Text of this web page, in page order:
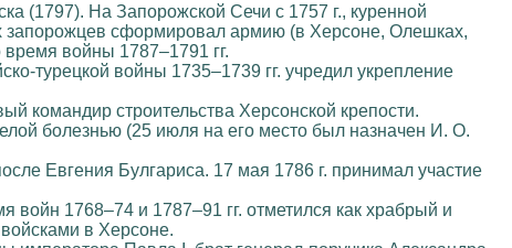
(1797). На Запорожской Сечи с 1757 г., куренной
сформировал армию (в Херсоне, Олешках,
войны 1787–1791 гг.
турецкой войны 1735–1739 гг. учредил укрепление
командир строительства Херсонской крепости.
болезнью (25 июля на его место был назначен И. О.
Евгения Булгариса. 17 мая 1786 г. принимал участие
1768–74 и 1787–91 гг. отметился как храбрый и
в Херсоне.